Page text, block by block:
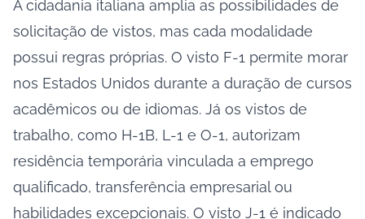
A cidadania italiana amplia as possibilidades de
solicitação de vistos, mas cada modalidade
possui regras próprias. O visto F-1 permite morar
nos Estados Unidos durante a duração de cursos
acadêmicos ou de idiomas. Já os vistos de
trabalho, como H-1B, L-1 e O-1, autorizam
residência temporária vinculada a emprego
qualificado, transferência empresarial ou
habilidades excepcionais. O visto J-1 é indicado